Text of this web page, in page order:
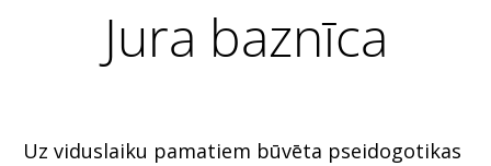
Jura baznīca
Uz viduslaiku pamatiem būvēta pseidogotikas